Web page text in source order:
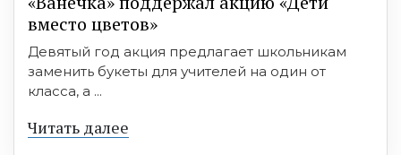
вместо цветов»
Девятый год акция предлагает школьникам
заменить букеты для учителей на один от
класса, а ...
Читать далее